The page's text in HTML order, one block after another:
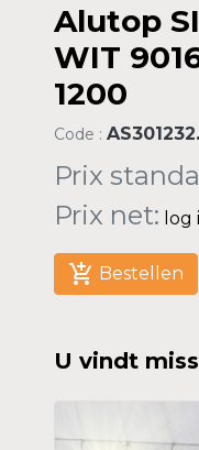
Alutop
WIT
1200
Code :
Prix
Prix net:
add_shopping_cart Bestellen
U vindt